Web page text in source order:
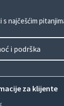
najčešćim
i podrška
za klijente